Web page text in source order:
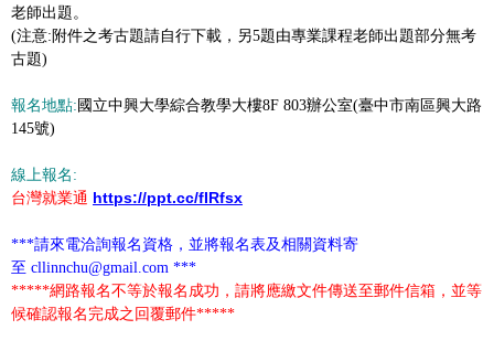
老師出題。
(注意:附件之考古題請自行下載，另5題由專業課程老師出題部分無考
古題)
報名地點: 國立中興大學綜合教學大樓8F 803辦公室(臺中市南區興大路
145號)
線上報名 :
台灣就業通 https://ppt.cc/fIRfsx
***請來電洽詢報名資格，並將報名表及相關資料寄
至 cllinnchu@gmail.com ***
*****網路報名不等於報名成功，請將應繳文件傳送至郵件信箱，並等
候確認報名完成之回覆郵件*****